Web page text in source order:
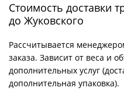
Стоимость доставки
до Жуковского
Рассчитывается
заказа. Зависит от веса и
дополнительных услуг
дополнительная упаковка).